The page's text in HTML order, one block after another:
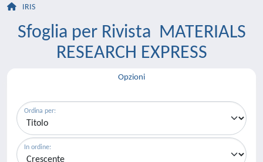
IRIS
Sfoglia per Rivista MATERIALS
RESEARCH EXPRESS
Opzioni
Ordina per:
In ordine: